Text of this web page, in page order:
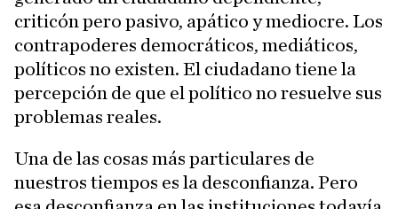
criticón pero pasivo, apático y mediocre. Los
contrapoderes democráticos, mediáticos,
políticos no existen. El ciudadano tiene la
percepción de que el político no resuelve sus
problemas reales.
Una de las cosas más particulares de
nuestros tiempos es la desconfianza. Pero